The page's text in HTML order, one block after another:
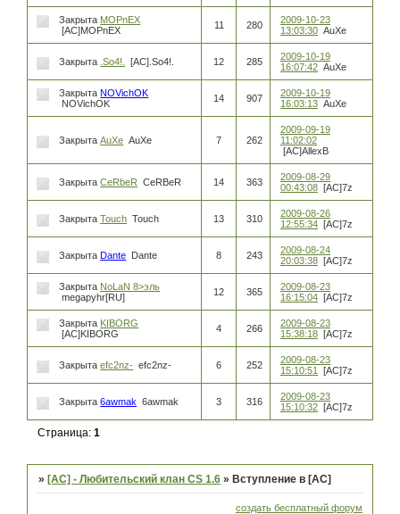
Закрыта MOPnEX
[AC]MOPnEX
11 280
2009-10-23
13:03:30 AuXe
Закрыта .So4!. [AC].So4!. 12 285
2009-10-19
16:07:42 AuXe
ЗакрытаNOVichOK
NOVichOK
14 907
2009-10-19
16:03:13 AuXe
ЗакрытаAuXe AuXe 7 262
2009-09-19
11:02:02
[AC]AllexB
ЗакрытаCeRbeR CeRBeR 14 363
2009-08-29
00:43:08 [AC]7z
ЗакрытаTouch Touch 13 310
2009-08-26
12:55:34 [AC]7z
ЗакрытаDante Dante 8 243
2009-08-24
20:03:38 [AC]7z
Закрыта NoLaN 8>эль
megapyhr[RU]
12 365
2009-08-23
16:15:04 [AC]7z
Закрыта KIBORG
[AC]KIBORG
4 266
2009-08-23
15:38:18 [AC]7z
Закрытаefc2nz- efc2nz- 6 252
2009-08-23
15:10:51
[AC]7z
Закрыта6awmak 6awmak 3 316
2009-08-23
15:10:32 [AC]7z
Страница:1
» [AC] - Любительский клан CS 1.6 » Вступление в [AC]
создать бесплатный форум